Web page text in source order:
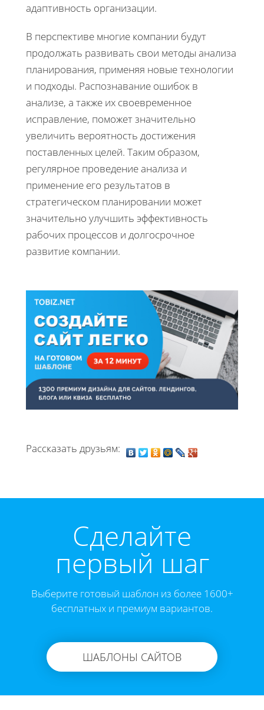
адаптивность организации.
В перспективе многие компании будут
продолжать развивать свои методы анализа
планирования, применяя новые технологии
и подходы. Распознавание ошибок в
анализе, а также их своевременное
исправление, поможет значительно
увеличить вероятность достижения
поставленных целей. Таким образом,
регулярное проведение анализа и
применение его результатов в
стратегическом планировании может
значительно улучшить эффективность
рабочих процессов и долгосрочное
развитие компании.
Рассказать друзьям:
Cделайте
первый шаг
Выберите готовый шаблон из более 1600+
бесплатных и премиум вариантов.
ШАБЛОНЫ САЙТОВ